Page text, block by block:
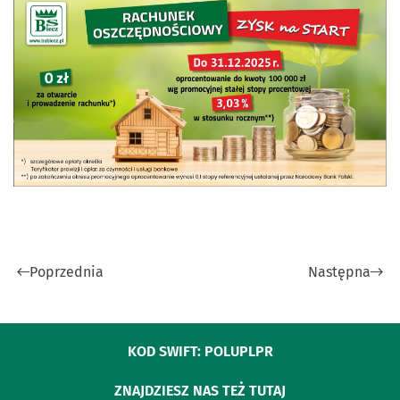
Poprzednia Następna
KOD SWIFT: POLUPLPR
ZNAJDZIESZ NAS TEŻ TUTAJ